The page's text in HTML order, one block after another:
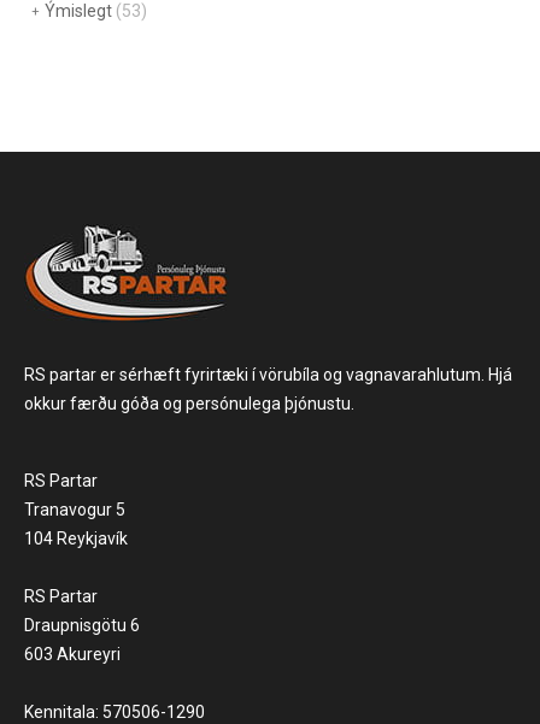
Ýmislegt (53)
RS partar er sérhæft fyrirtæki í vörubíla og vagnavarahlutum. Hjá
okkur færðu góða og persónulega þjónustu.
RS Partar
Tranavogur 5
104 Reykjavík
RS Partar
Draupnisgötu 6
603 Akureyri
Kennitala: 570506-1290